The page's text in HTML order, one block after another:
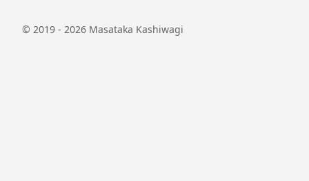
© 2019 - 2026 Masataka Kashiwagi